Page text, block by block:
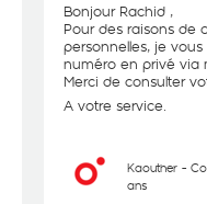
Bonjour Rachid ,
Pour des raisons de
personnelles, je
numéro en privé via
Merci de consulter
A votre service.
Kaouther -
ans